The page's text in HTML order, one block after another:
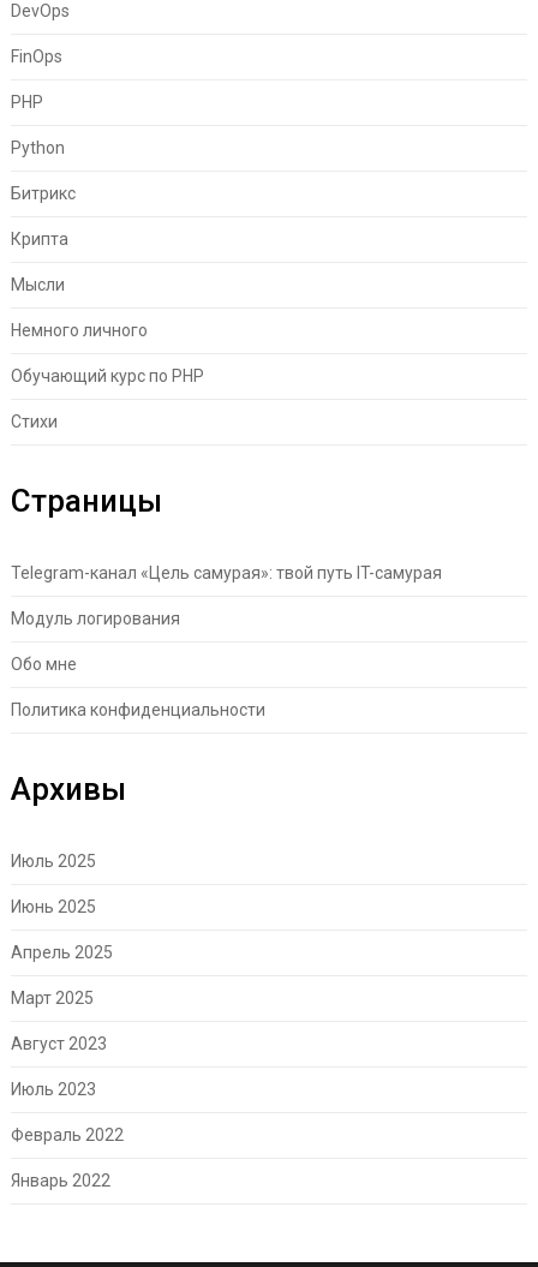
DevOps
FinOps
PHP
Python
Битрикс
Крипта
Мысли
Немного личного
Обучающий курс по PHP
Стихи
Страницы
Telegram-канал «Цель самурая»: твой путь IT-самурая
Модуль логирования
Обо мне
Политика конфиденциальности
Архивы
Июль 2025
Июнь 2025
Апрель 2025
Март 2025
Август 2023
Июль 2023
Февраль 2022
Январь 2022